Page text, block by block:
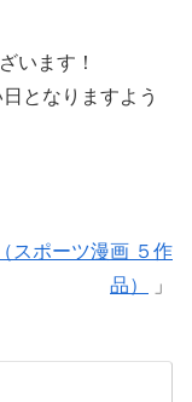
います！
となりますよう
スポーツ漫画 ５作
品）
」